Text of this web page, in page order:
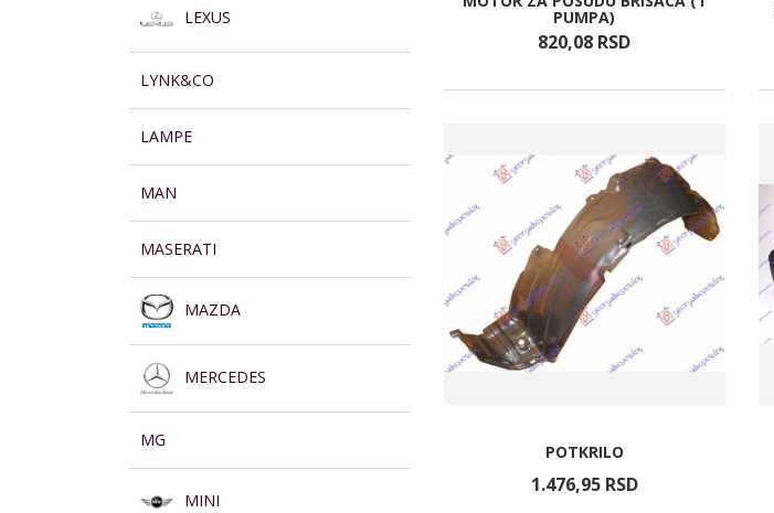
LEXUS
LYNK&CO
LAMPE
MAN
MASERATI
MAZDA
MERCEDES
MG
MINI
PUMPA)
820,08 RSD
POTKRILO
1.476,95 RSD